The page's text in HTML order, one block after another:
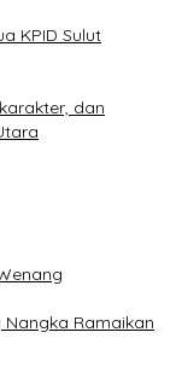
KPID Sulut
dan
Ramaikan